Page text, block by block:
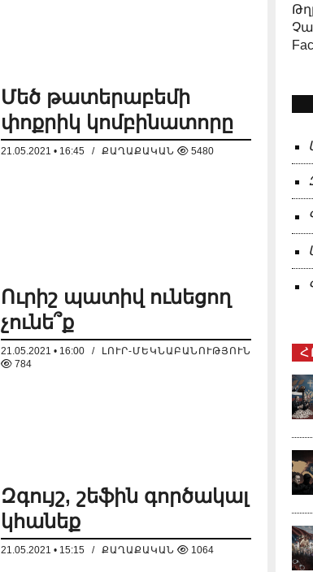
Մեծ թատերաբեմի
փոքրիկ կոմբինատորը
21.05.2021 • 16:45 / ՔԱՂԱՔԱԿԱՆ 5480
Ուրիշ պատիվ ունեցող
չունե՞ք
21.05.2021 • 16:00 /
ԼՈՒՐ-ՄԵԿՆԱԲԱՆՈՒԹՅՈՒՆ
784
Զգույշ, շեֆին գործակալ
կհանեք
21.05.2021 • 15:15 / ՔԱՂԱՔԱԿԱՆ 1064